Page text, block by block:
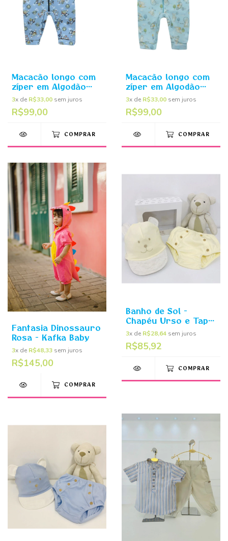
Macacão longo com
zíper em Algodão
egípcio Aviador - Mini
Bear
3x de R$33,00 sem juros
R$99,00
COMPRAR
Macacão longo com
zíper em Algodão
egípcio Coelhinho
Azul- Mini Bear
3x de R$33,00 sem juros
R$99,00
COMPRAR
Fantasia Dinossauro
Rosa - Kafka Baby
3x de R$48,33 sem juros
R$145,00
COMPRAR
Banho de Sol -
Chapéu Urso e Tapa
Fralda - Amarelo -
Kafka Baby (cópia)
3x de R$28,64 sem juros
R$85,92
COMPRAR